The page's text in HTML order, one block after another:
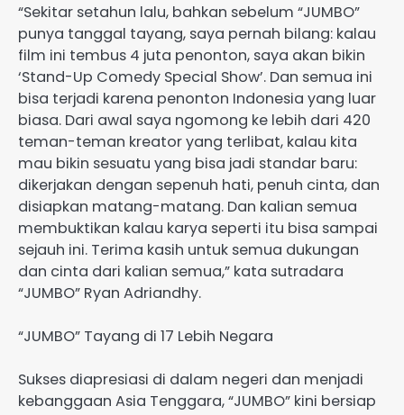
“Sekitar setahun lalu, bahkan sebelum “JUMBO”
punya tanggal tayang, saya pernah bilang: kalau
film ini tembus 4 juta penonton, saya akan bikin
‘Stand-Up Comedy Special Show’. Dan semua ini
bisa terjadi karena penonton Indonesia yang luar
biasa. Dari awal saya ngomong ke lebih dari 420
teman-teman kreator yang terlibat, kalau kita
mau bikin sesuatu yang bisa jadi standar baru:
dikerjakan dengan sepenuh hati, penuh cinta, dan
disiapkan matang-matang. Dan kalian semua
membuktikan kalau karya seperti itu bisa sampai
sejauh ini. Terima kasih untuk semua dukungan
dan cinta dari kalian semua,” kata sutradara
“JUMBO” Ryan Adriandhy.
“JUMBO” Tayang di 17 Lebih Negara
Sukses diapresiasi di dalam negeri dan menjadi
kebanggaan Asia Tenggara, “JUMBO” kini bersiap